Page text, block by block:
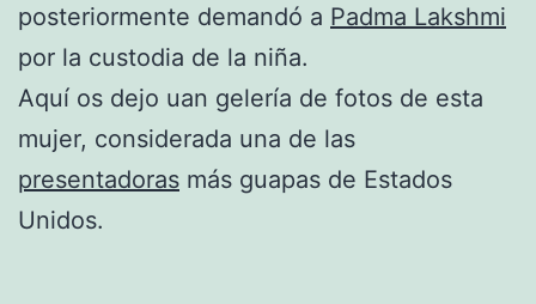
posteriormente demandó a Padma Lakshmi
por la custodia de la niña.
Aquí os dejo uan gelería de fotos de esta
mujer, considerada una de las
presentadoras más guapas de Estados
Unidos.